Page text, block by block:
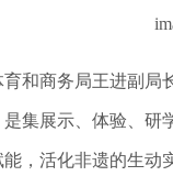
和商务局王进副
集展示、体验、
，活化非遗的生